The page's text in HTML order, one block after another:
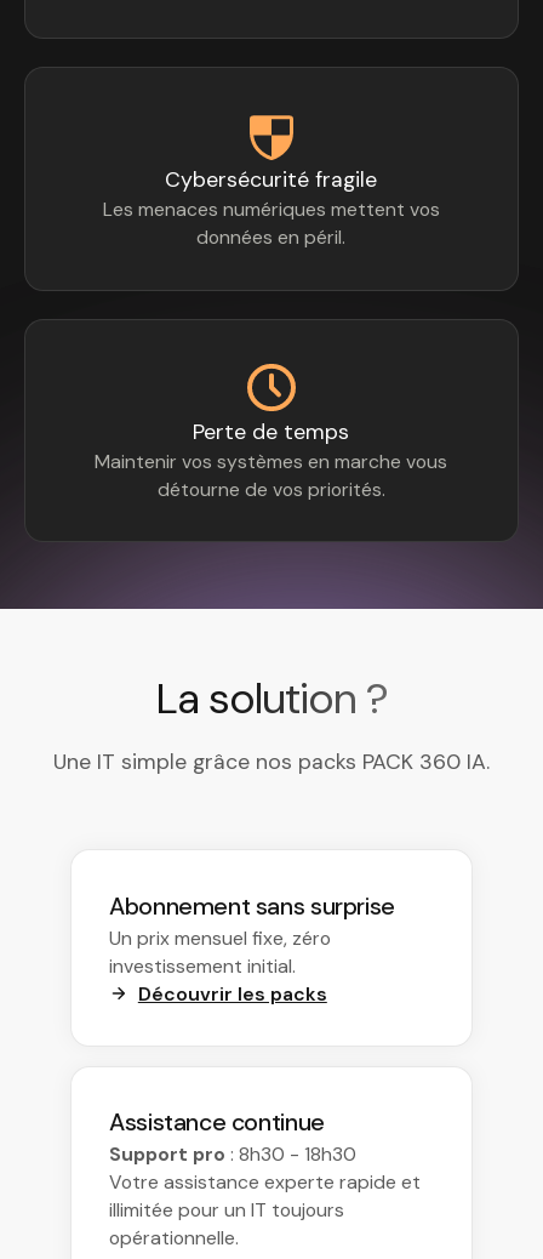
Cybersécurité fragile
Les menaces numériques mettent vos
données en péril.
Perte de temps
Maintenir vos systèmes en marche vous
détourne de vos priorités.
La solution ?
Une IT simple grâce nos packs PACK 360 IA.
Abonnement sans surprise
Un prix mensuel fixe, zéro
investissement initial.
Découvrir les packs
Assistance continue
Support pro : 8h30 - 18h30
Votre assistance experte rapide et
illimitée pour un IT toujours
opérationnelle.